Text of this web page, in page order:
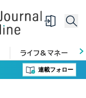
ライフ&マネー
連載フォロー